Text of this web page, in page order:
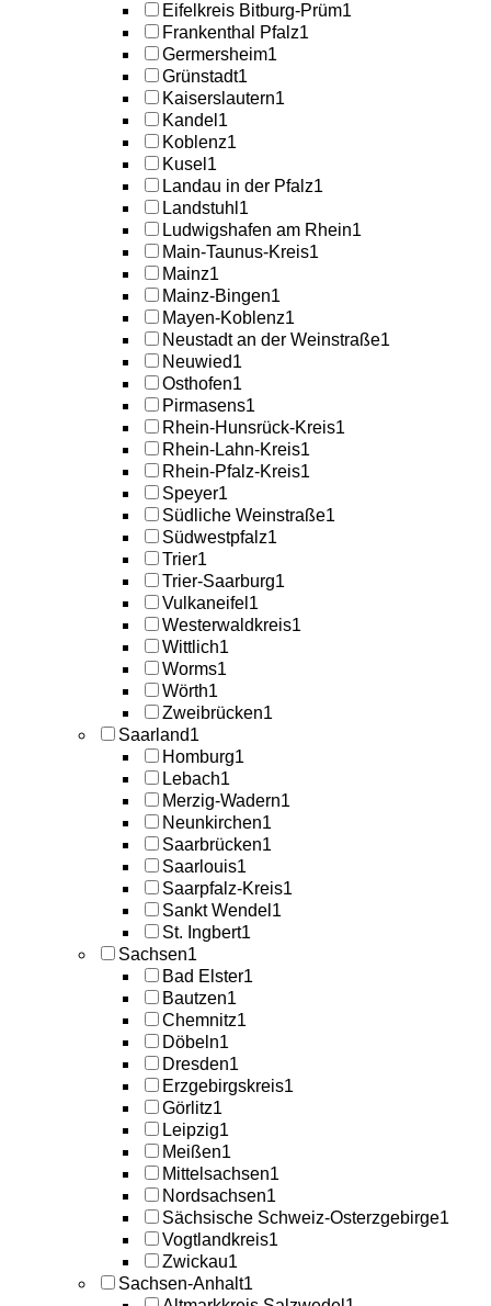
Eifelkreis Bitburg-Prüm1
Frankenthal Pfalz1
Germersheim1
Grünstadt1
Kaiserslautern1
Kandel 1
Koblenz1
Kusel 1
Landau in der Pfalz1
Landstuhl 1
Ludwigshafen am Rhein1
Main-Taunus-Kreis1
Mainz1
Mainz-Bingen1
Mayen-Koblenz1
Neustadt an der Weinstraße1
Neuwied1
Osthofen1
Pirmasens1
Rhein-Hunsrück-Kreis1
Rhein-Lahn-Kreis1
Rhein-Pfalz-Kreis1
Speyer1
Südliche Weinstraße1
Südwestpfalz1
Trier1
Trier-Saarburg1
Vulkaneifel 1
Westerwaldkreis1
Wittlich1
Worms1
Wörth1
Zweibrücken1
Saarland1
Homburg1
Lebach1
Merzig-Wadern1
Neunkirchen1
Saarbrücken1
Saarlouis1
Saarpfalz-Kreis1
Sankt Wendel 1
St. Ingbert1
Sachsen1
Bad Elster1
Bautzen1
Chemnitz1
Döbeln1
Dresden1
Erzgebirgskreis1
Görlitz1
Leipzig1
Meißen1
Mittelsachsen1
Nordsachsen1
Sächsische Schweiz-Osterzgebirge1
Vogtlandkreis1
Zwickau1
Sachsen-Anhalt1